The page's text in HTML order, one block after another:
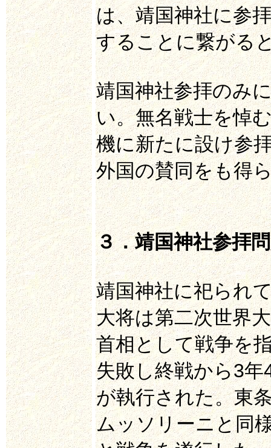
は、靖国神社に参
することに繋がる
靖国神社参拝のみ
い。無名戦士を悼
機に新たに設け参
外国の賛同をも得
３．靖国神社参拝
靖国神社に祀られ
大将は第二次世界
首相として戦争を
失敗し終戦から3
が執行された。東
ムッソリーニと同